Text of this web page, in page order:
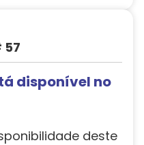
57
disponível no
deste